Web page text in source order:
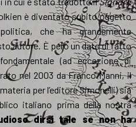
è diventato subito oggetto
che ha grandemente
autore. È però un dato di fatto
(ad eccezione di
nel 2003 da Franco Manni, il
per l’editore Simonelli) sia
italiano prima della nostra
dirsi tale se non ha